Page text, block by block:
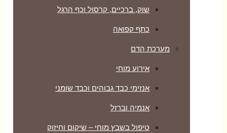
שוק, ברכיים, קרסול וכף הרגל
כתף קפואה
מערכת הדם
אירוע מוחי
אנזימי כבד גבוהים וכבד שומני
אנמיה וברזל
טיפול בשבץ מוחי – שיקום וחיזוק